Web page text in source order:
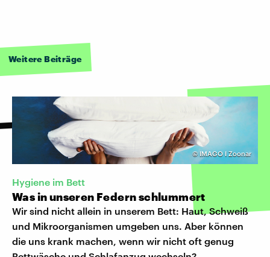
Weitere Beiträge
© IMAGO I Zoonar
Hygiene im Bett
Was in unseren Federn schlummert
Wir sind nicht allein in unserem Bett: Haut, Schweiß
und Mikroorganismen umgeben uns. Aber können
die uns krank machen, wenn wir nicht oft genug